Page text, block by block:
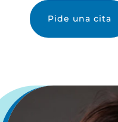
Pide una cita